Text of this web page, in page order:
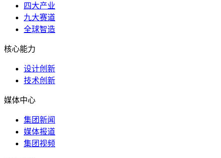
四大产业
九大赛道
全球智造
核心能力
设计创新
技术创新
媒体中心
集团新闻
媒体报道
集团视频